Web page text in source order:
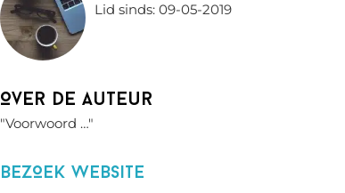
Lid sinds: 09-05-2019
Over de auteur
"Voorwoord …"
BezOek website